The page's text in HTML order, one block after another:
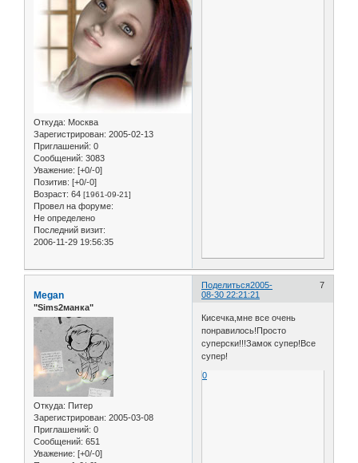
Откуда: Москва
Зарегистрирован: 2005-02-13
Приглашений: 0
Сообщений: 3083
Уважение: [+0/-0]
Позитив: [+0/-0]
Возраст: 64 [1961-09-21]
Провел на форуме:
Не определено
Последний визит:
2006-11-29 19:56:35
Поделиться 7
2005-
08-30 22:21:21
Megan
"Sims2манка"
Откуда: Питер
Зарегистрирован: 2005-03-08
Приглашений: 0
Сообщений: 651
Уважение: [+0/-0]
Кисечка,мне все очень
понравилось!Просто
суперски!!!Замок супер!Все
супер!
0